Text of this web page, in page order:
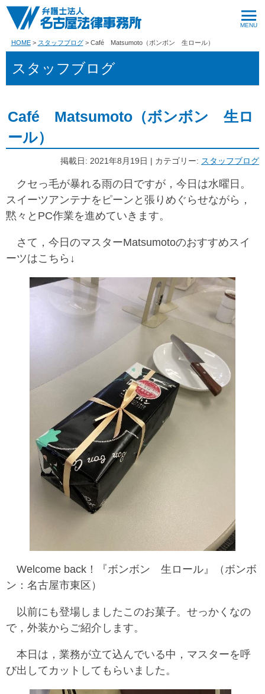
HOME スタッフブログ Café Matsumoto（ボンボン 生ロール）
スタッフブログ
Café Matsumoto（ボンボン 生ロ
ール）
掲載日: 2021年8月19日 | カテゴリー: スタッフブログ
クセっ毛が暴れる雨の日ですが，今日は水曜日。
スイーツアンテナをピーンと張りめぐらせながら，
黙々とPC作業を進めていきます。
さて，今日のマスターMatsumotoのおすすめスイ
ーツはこちら↓
Welcome back！『ボンボン 生ロール』（ボンボ
ン：名古屋市東区）
以前にも登場しましたこのお菓子。せっかくなの
で，外装からご紹介します。
本日は，業務が立て込んでいる中，マスターを呼
び出してカットしてもらいました。